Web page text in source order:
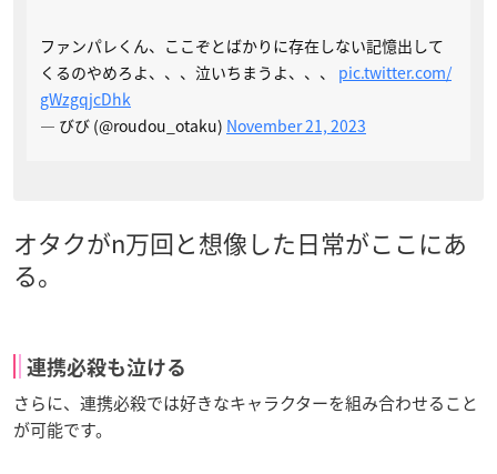
ファンパレくん、ここぞとばかりに存在しない記憶出して
くるのやめろよ、、、泣いちまうよ、、、 pic.twitter.com/
gWzgqjcDhk
— びび (@roudou_otaku) November 21, 2023
オタクがn万回と想像した日常がここにあ
る。
連携必殺も泣ける
さらに、連携必殺では好きなキャラクターを組み合わせること
が可能です。